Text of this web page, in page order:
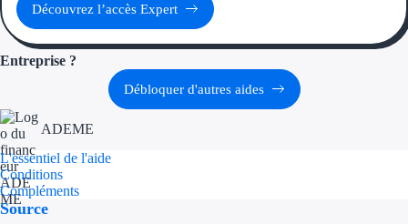
Découvrez l’accès Expert
Entreprise ?
Débloquer d'autres aides
ADEME
L'essentiel de l'aide
Conditions
Compléments
Source